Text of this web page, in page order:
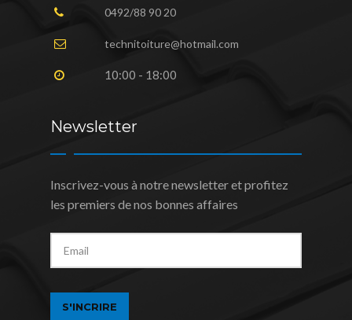
0492/88 90 20
technitoiture@hotmail.com
10:00 - 18:00
Newsletter
Inscrivez-vous à notre newsletter et profitez
les premiers de nos bonnes affaires